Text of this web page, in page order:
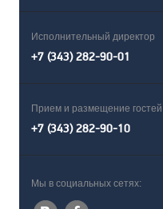
Исполнительный директор
+7 (343) 282-90-01
Прием и размещение гостей
+7 (343) 282-90-10
Мы в социальных сетях: